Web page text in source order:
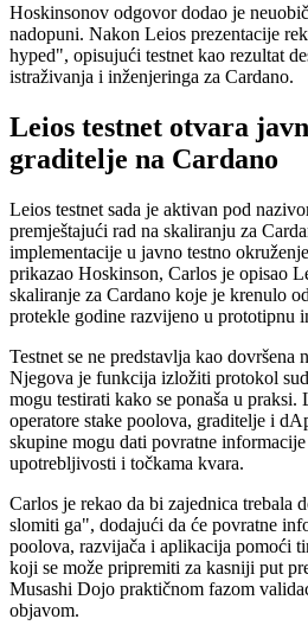
Hoskinsonov odgovor dodao je
nadopuni. Nakon Leios prezentacije
hyped", opisujući testnet kao rezultat
istraživanja i inženjeringa za Cardano.
Leios testnet otvara
graditelje na Cardano
Leios testnet sada je aktivan pod
premještajući rad na skaliranju za
implementacije u javno testno
prikazao Hoskinson, Carlos je opisao
skaliranje za Cardano koje je krenulo
protekle godine razvijeno u prototipnu
Testnet se ne predstavlja kao dovršena
Njegova je funkcija izložiti protokol
mogu testirati kako se ponaša u praksi.
operatore stake poolova, graditelje i
skupine mogu dati povratne
upotrebljivosti i točkama kvara.
Carlos je rekao da bi zajednica trebala
slomiti ga", dodajući da će povratne
poolova, razvijača i aplikacija pomoći
koji se može pripremiti za kasniji put
Musashi Dojo praktičnom fazom
objavom.